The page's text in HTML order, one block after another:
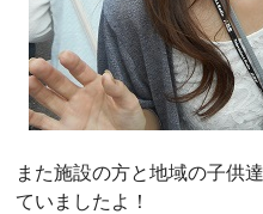
また施設の方と地域の子供
ていましたよ！